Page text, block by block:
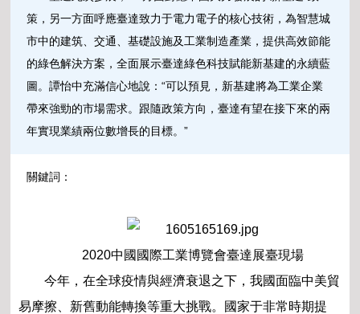
策，另一方面呼應臺達致力于電力電子的核心技術，為智慧城
市中的建筑、交通、基礎設施及工業制造產業，提供高效節能
的綠色解決方案，全面展示臺達綠色科技賦能新基建的永續藍
圖。譚怡中充滿信心地說：“可以預見，新基建將為工業企業
帶來強勁的市場需求。跟隨政策方向，臺達有望在接下來的兩
年實現業績兩位數增長的目標。”
關鍵詞：
2020中國國際工業博覽會臺達展臺現場
今年，在全球疫情與經濟衰退之下，我國面臨中美貿
易摩擦、新舊動能轉換等重大挑戰。國家于非常時期提